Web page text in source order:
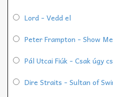
Lord - Vedd el
Peter Frampton - Show
Pál Utcai Fiúk - Csak úgy
Dire Straits - Sultan of